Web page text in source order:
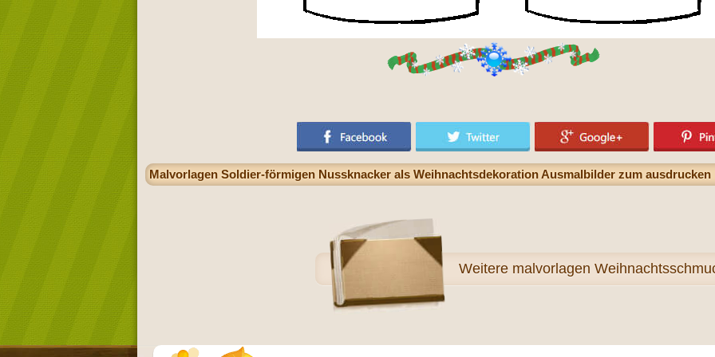
Malvorlagen Soldier-förmigen Nussknacker als Weihnachtsdekoration Ausmalbilder zum ausdrucken
Weitere malvorlagen